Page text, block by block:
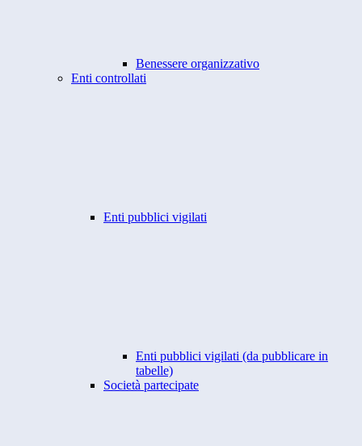
Benessere organizzativo
Enti controllati
Enti pubblici vigilati
Enti pubblici vigilati (da pubblicare in
tabelle)
Società partecipate